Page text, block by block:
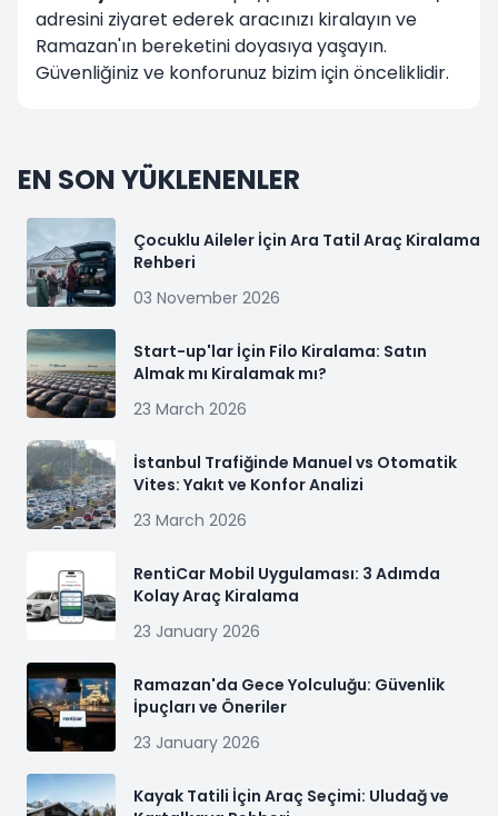
adresini ziyaret ederek aracınızı kiralayın ve
Ramazan'ın bereketini doyasıya yaşayın.
Güvenliğiniz ve konforunuz bizim için önceliklidir.
EN SON YÜKLENENLER
Çocuklu Aileler İçin Ara Tatil Araç Kiralama
Rehberi
03 November 2026
Start-up'lar İçin Filo Kiralama: Satın
Almak mı Kiralamak mı?
23 March 2026
İstanbul Trafiğinde Manuel vs Otomatik
Vites: Yakıt ve Konfor Analizi
23 March 2026
RentiCar Mobil Uygulaması: 3 Adımda
Kolay Araç Kiralama
23 January 2026
Ramazan'da Gece Yolculuğu: Güvenlik
İpuçları ve Öneriler
23 January 2026
Kayak Tatili İçin Araç Seçimi: Uludağ ve